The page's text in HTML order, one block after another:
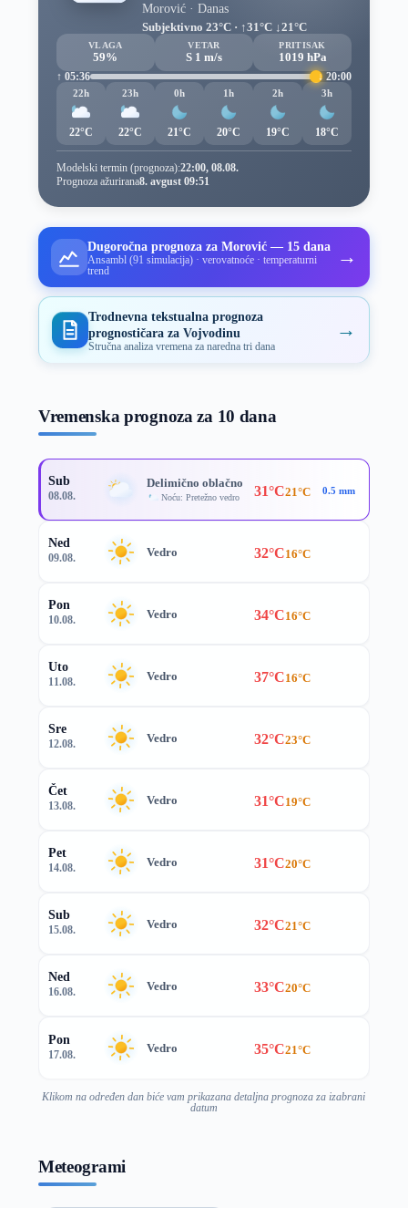
Morović · Danas
Subjektivno 23°C · ↑31°C ↓21°C
VLAGA
59%
VETAR
S 1 m/s
PRITISAK
1019 hPa
↑ 05:36
↓ 20:00
22h
22°C
23h
22°C
0h
21°C
1h
20°C
2h
19°C
3h
18°C
Modelski termin (prognoza):22:00, 08.08.
Prognoza ažurirana8. avgust 09:51
Dugoročna prognoza za Morović — 15 dana
Ansambl (91 simulacija) · verovatnoće · temperaturni
trend
→
Trodnevna tekstualna prognoza
prognostičara za Vojvodinu
Stručna analiza vremena za naredna tri dana
→
Vremenska prognoza za 10 dana
Sub
08.08.
Delimično oblačno
Noću: Pretežno vedro 31°C21°C 0.5 mm
Ned
09.08. Vedro 32°C16°C
Pon
10.08. Vedro 34°C16°C
Uto
11.08. Vedro 37°C16°C
Sre
12.08. Vedro 32°C23°C
Čet
13.08. Vedro 31°C19°C
Pet
14.08. Vedro 31°C20°C
Sub
15.08. Vedro 32°C21°C
Ned
16.08. Vedro 33°C20°C
Pon
17.08. Vedro 35°C21°C
Klikom na određen dan biće vam prikazana detaljna prognoza za izabrani
datum
Meteogrami